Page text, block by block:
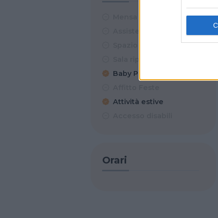
Baby Parking
Attività estive
Orari